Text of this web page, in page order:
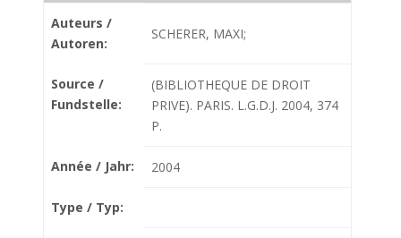
Auteurs /
Autoren:
SCHERER, MAXI;
Source /
Fundstelle:
(BIBLIOTHEQUE DE DROIT
PRIVE). PARIS. L.G.D.J. 2004, 374
P.
Année / Jahr: 2004
Type / Typ: